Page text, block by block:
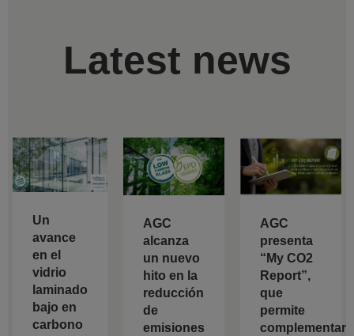
Latest news
Un
avance
en el
vidrio
laminado
bajo en
carbono
AGC
alcanza
un nuevo
hito en la
reducción
de
emisiones
AGC
presenta
“My CO2
Report”,
que
permite
complementar